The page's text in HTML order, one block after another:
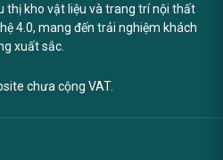
thị kho vật liệu và trang trí nội thất
4.0, mang đến trải nghiệm khách
xuất sắc.
chưa cộng VAT.